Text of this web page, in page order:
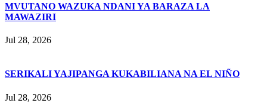
MVUTANO WAZUKA NDANI YA BARAZA LA
MAWAZIRI
Jul 28, 2026
SERIKALI YAJIPANGA KUKABILIANA NA EL NIÑO
Jul 28, 2026